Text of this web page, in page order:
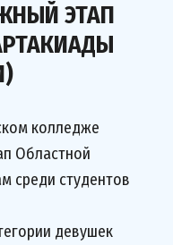
ЭТАП
колледже
Областной
среди студентов
девушек